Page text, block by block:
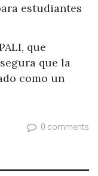
estudiantes
que
que la
como un
0 comments